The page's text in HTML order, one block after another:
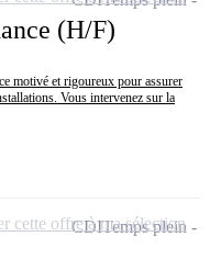
(H/F)
motivé et rigoureux pour assurer
Vous intervenez sur la
CDITemps plein
cette offre à ma sélection